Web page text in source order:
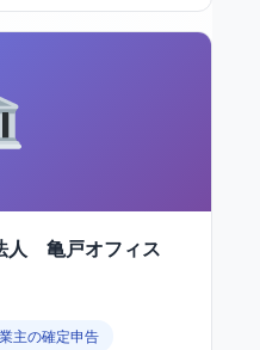
人 亀戸オフィス
主の確定申告